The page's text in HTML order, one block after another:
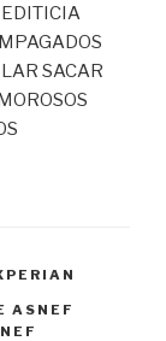
SACAR
ASNEF